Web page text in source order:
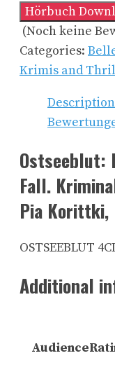
Hörbuch
(Noch keine
Categories:
Krimis and
Description
Ostseeblut:
Fall.
Pia Korittki,
OSTSEEBLUT
Additional